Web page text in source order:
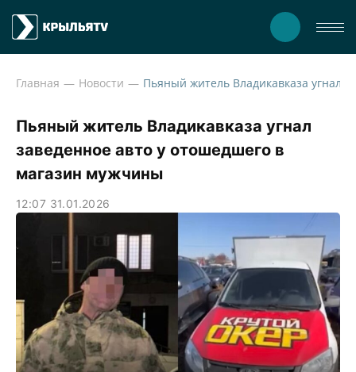
Главная Новости
Пьяный житель Владикавказа угнал
заведенное авто у отошедшего в
магазин мужчины
12:07 31.01.2026